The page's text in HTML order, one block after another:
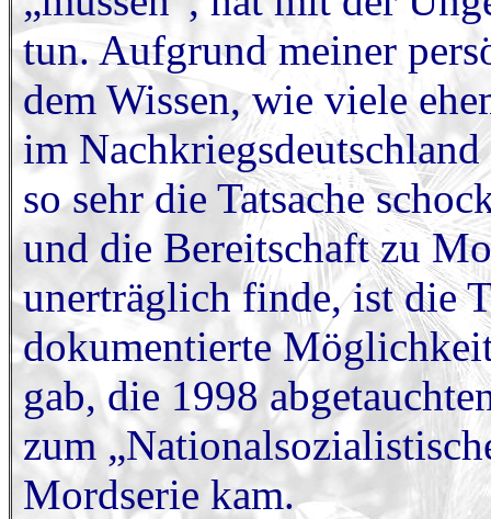
tun. Aufgrund meiner
dem Wissen, wie viele
im
so sehr die Tatsache
und die Bereitschaft zu
unerträglich finde, ist die
dokumentierte
gab, die 1998
zum
Mordserie kam.